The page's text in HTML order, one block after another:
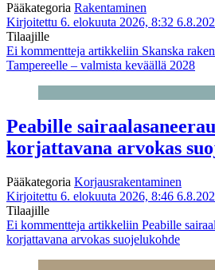
Pääkategoria Rakentaminen
Kirjoitettu 6. elokuuta 2026, 8:32
Tilaajille
Ei kommentteja artikkeliin Skanska
Tampereelle – valmista keväällä 2028
Peabille
korjattavana arvokas
Pääkategoria Korjausrakentaminen
Kirjoitettu 6. elokuuta 2026, 8:46
Tilaajille
Ei kommentteja artikkeliin Peabille
korjattavana arvokas suojelukohde